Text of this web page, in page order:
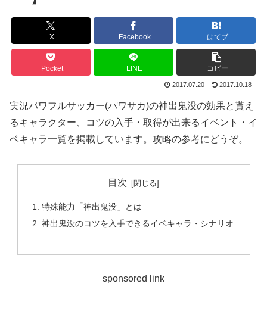
X Facebook はてブ
Pocket LINE コピー
2017.07.20 2017.10.18
実況パワフルサッカー(パワサカ)の神出鬼没の効果と貰え
るキャラクター、コツの入手・取得が出来るイベント・イ
ベキャラ一覧を掲載しています。攻略の参考にどうぞ。
目次
特殊能力「神出鬼没」とは
神出鬼没のコツを入手できるイベキャラ・シナリオ
sponsored link